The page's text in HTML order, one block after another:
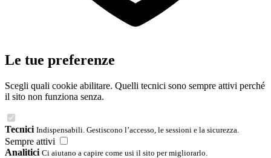
Le tue preferenze
Scegli quali cookie abilitare. Quelli tecnici sono sempre attivi perché
il sito non funziona senza.
Tecnici Indispensabili. Gestiscono l’accesso, le sessioni e la sicurezza.
Sempre attivi
Analitici Ci aiutano a capire come usi il sito per migliorarlo.